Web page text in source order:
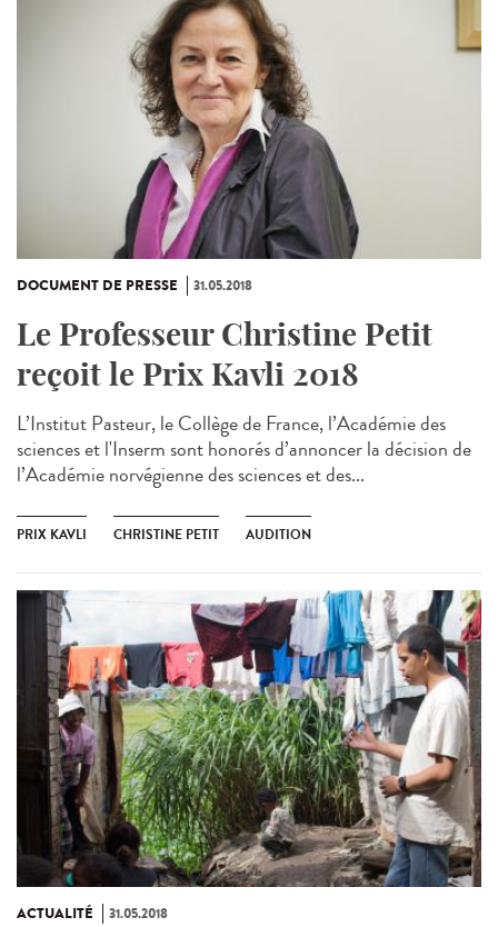
DOCUMENT DE PRESSE 31.05.2018
Le Professeur Christine Petit
reçoit le Prix Kavli 2018
L’Institut Pasteur, le Collège de France, l’Académie des
sciences et l'Inserm sont honorés d’annoncer la décision de
l’Académie norvégienne des sciences et des...
PRIX KAVLI CHRISTINE PETIT AUDITION
ACTUALITÉ 31.05.2018